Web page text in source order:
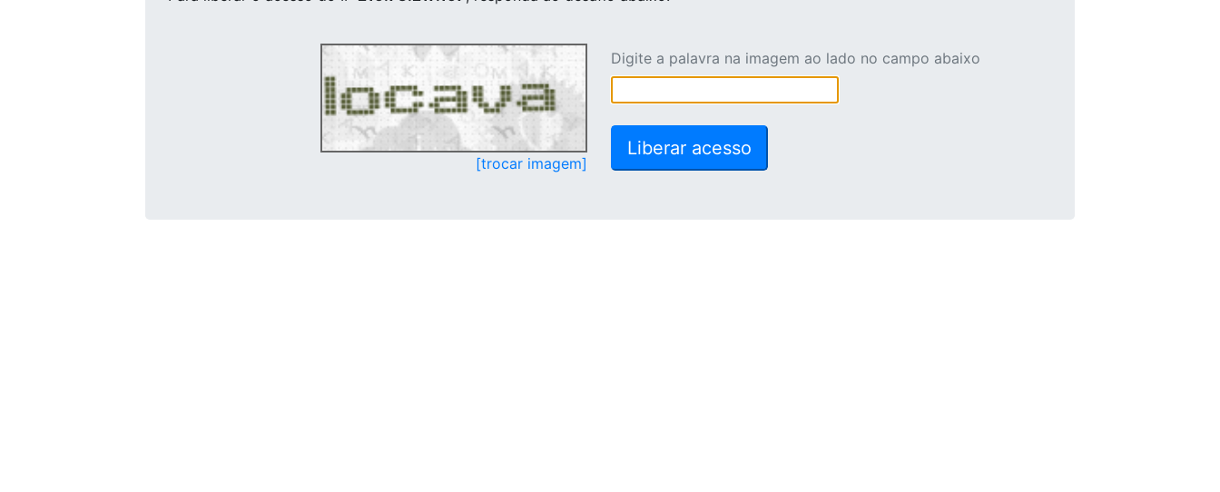
[trocar imagem]
Digite a palavra na imagem ao lado no campo abaixo